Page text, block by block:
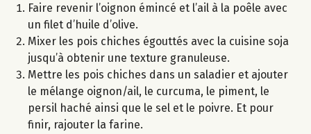
Faire revenir l’oignon émincé et l’ail à la poêle avec
un filet d’huile d’olive.
Mixer les pois chiches égouttés avec la cuisine soja
jusqu’à obtenir une texture granuleuse.
Mettre les pois chiches dans un saladier et ajouter
le mélange oignon/ail, le curcuma, le piment, le
persil haché ainsi que le sel et le poivre. Et pour
finir, rajouter la farine.